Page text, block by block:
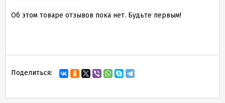
Об этом товаре отзывов пока нет. Будьте первым!
Поделиться: